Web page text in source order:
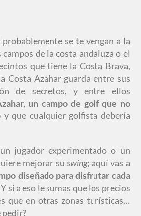
probablemente se te vengan a la
de la costa andaluza o el
que tiene la Costa Brava,
Costa Azahar guarda entre sus
de secretos, y entre ellos
un campo de golf que no
y que cualquier golfista debería
jugador experimentado o un
mejorar su swing; aquí vas a
diseñado para disfrutar cada
Y si a eso le sumas que los precios
que en otras zonas turísticas…
pedir?